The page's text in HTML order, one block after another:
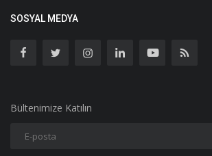
SOSYAL MEDYA
Bültenimize Katılın